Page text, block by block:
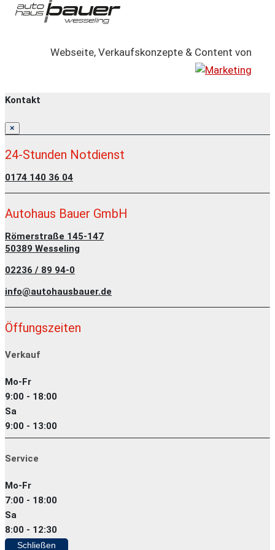
Webseite, Verkaufskonzepte & Content von
Kontakt
×
24-Stunden Notdienst
0174 140 36 04
Autohaus Bauer GmbH
Römerstraße 145-147
50389 Wesseling
02236 / 89 94-0
info@autohausbauer.de
Öffungszeiten
Verkauf
Mo-Fr
9:00 - 18:00
Sa
9:00 - 13:00
Service
Mo-Fr
7:00 - 18:00
Sa
8:00 - 12:30
Schließen